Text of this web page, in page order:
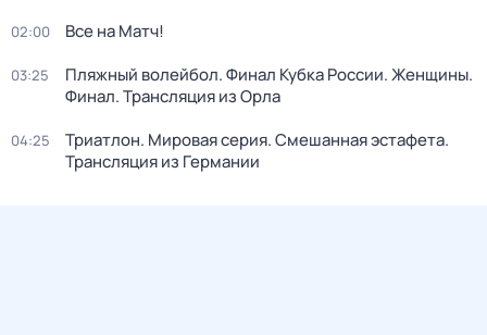
02:00 Все на Матч!
03:25
Пляжный волейбол. Финал Кубка России. Женщины.
Финал. Трансляция из Орла
04:25
Триатлон. Мировая серия. Смешанная эстафета.
Трансляция из Германии